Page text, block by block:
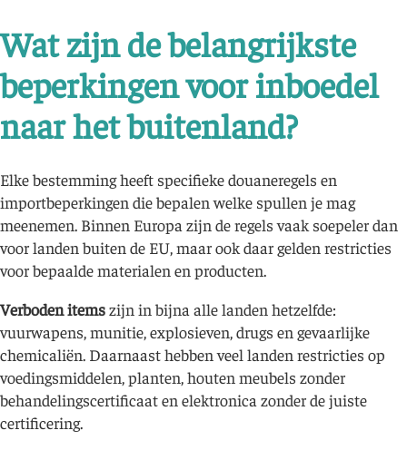
Wat zijn de belangrijkste
beperkingen voor inboedel
naar het buitenland?
Elke bestemming heeft specifieke douaneregels en
importbeperkingen die bepalen welke spullen je mag
meenemen. Binnen Europa zijn de regels vaak soepeler dan
voor landen buiten de EU, maar ook daar gelden restricties
voor bepaalde materialen en producten.
Verboden itemszijn in bijna alle landen hetzelfde:
vuurwapens, munitie, explosieven, drugs en gevaarlijke
chemicaliën. Daarnaast hebben veel landen restricties op
voedingsmiddelen, planten, houten meubels zonder
behandelingscertificaat en elektronica zonder de juiste
certificering.